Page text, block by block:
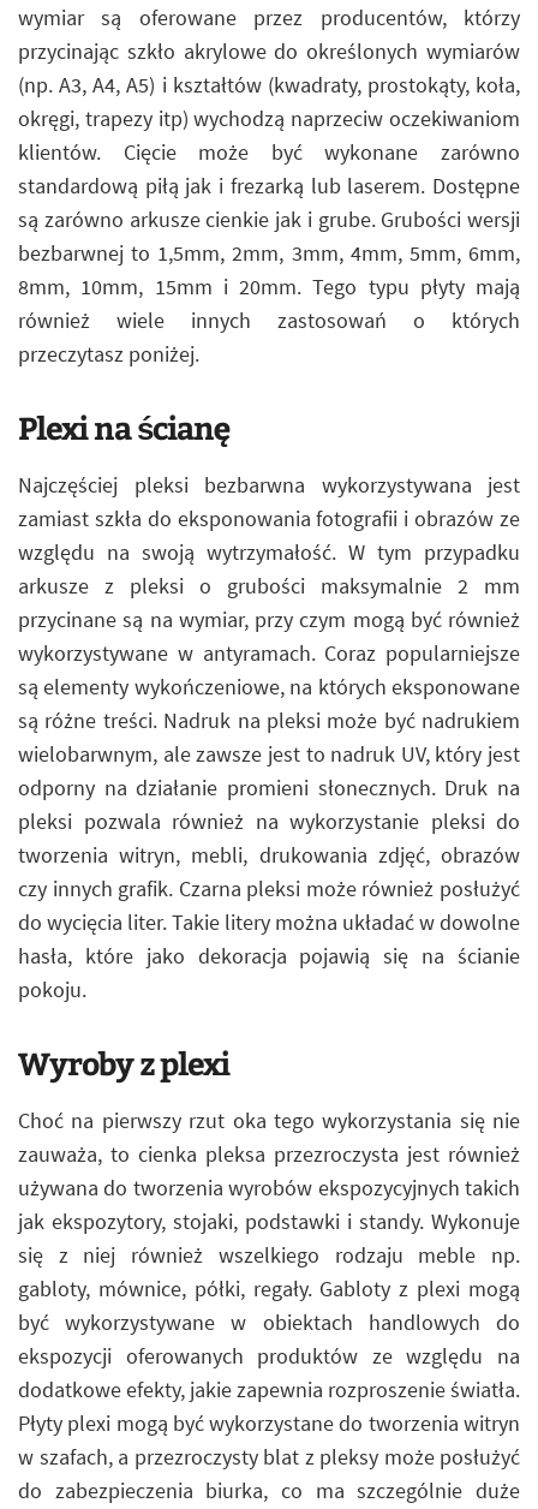
wymiar są oferowane przez producentów, którzy
przycinając szkło akrylowe do określonych wymiarów
(np. A3, A4, A5) i kształtów (kwadraty, prostokąty, koła,
okręgi, trapezy itp) wychodzą naprzeciw oczekiwaniom
klientów. Cięcie może być wykonane zarówno
standardową piłą jak i frezarką lub laserem. Dostępne
są zarówno arkusze cienkie jak i grube. Grubości wersji
bezbarwnej to 1,5mm, 2mm, 3mm, 4mm, 5mm, 6mm,
8mm, 10mm, 15mm i 20mm. Tego typu płyty mają
również wiele innych zastosowań o których
przeczytasz poniżej.
Plexi na ścianę
Najczęściej pleksi bezbarwna wykorzystywana jest
zamiast szkła do eksponowania fotografii i obrazów ze
względu na swoją wytrzymałość. W tym przypadku
arkusze z pleksi o grubości maksymalnie 2 mm
przycinane są na wymiar, przy czym mogą być również
wykorzystywane w antyramach. Coraz popularniejsze
są elementy wykończeniowe, na których eksponowane
są różne treści. Nadruk na pleksi może być nadrukiem
wielobarwnym, ale zawsze jest to nadruk UV, który jest
odporny na działanie promieni słonecznych. Druk na
pleksi pozwala również na wykorzystanie pleksi do
tworzenia witryn, mebli, drukowania zdjęć, obrazów
czy innych grafik. Czarna pleksi może również posłużyć
do wycięcia liter. Takie litery można układać w dowolne
hasła, które jako dekoracja pojawią się na ścianie
pokoju.
Wyroby z plexi
Choć na pierwszy rzut oka tego wykorzystania się nie
zauważa, to cienka pleksa przezroczysta jest również
używana do tworzenia wyrobów ekspozycyjnych takich
jak ekspozytory, stojaki, podstawki i standy. Wykonuje
się z niej również wszelkiego rodzaju meble np.
gabloty, mównice, półki, regały. Gabloty z plexi mogą
być wykorzystywane w obiektach handlowych do
ekspozycji oferowanych produktów ze względu na
dodatkowe efekty, jakie zapewnia rozproszenie światła.
Płyty plexi mogą być wykorzystane do tworzenia witryn
w szafach, a przezroczysty blat z pleksy może posłużyć
do zabezpieczenia biurka, co ma szczególnie duże